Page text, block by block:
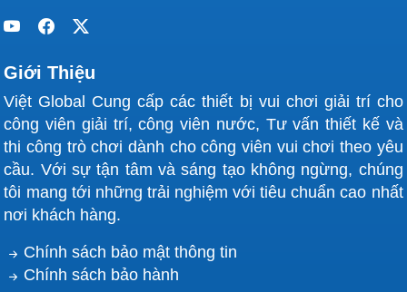
Gắn kết
bè.
Thu hút khách
doanh thu.
6. Lưu Ý Khi Sử Dụng
Có người lớn giám sát trẻ khi chơi.
Kiểm tra khóa an toàn trước khi lên tàu.
Tuân thủ quy định về chiều cao, cân nặng.
Tránh chơi khi thời tiết xấu hoặc hệ thống bảo
Giới Thiệu
Việt Global Cung cấp các thiết bị vui chơi giải trí cho
công viên giải trí, công viên nước, Tư vấn thiết kế và
thi công trò chơi dành cho công viên vui chơi theo yêu
cầu. Với sự tận tâm và sáng tạo không ngừng, chúng
tôi mang tới những trải nghiệm với tiêu chuẩn cao nhất
nơi khách hàng.
Chính sách bảo mật thông tin
Chính sách bảo hành